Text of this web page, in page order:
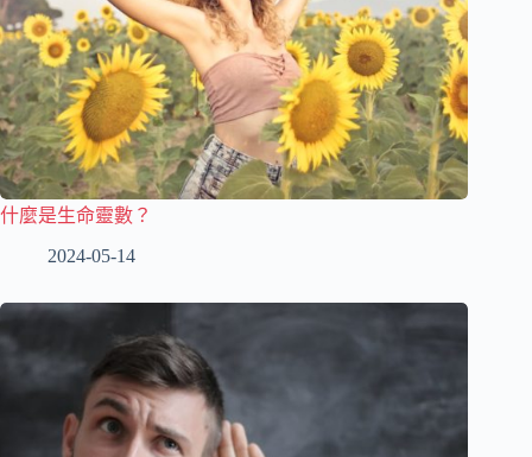
什麼是生命靈數？
2024-05-14